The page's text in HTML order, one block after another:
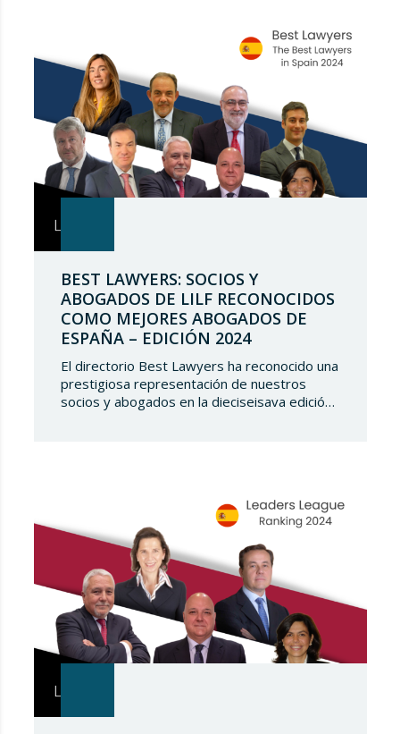
BEST LAWYERS: SOCIOS Y
ABOGADOS DE LILF RECONOCIDOS
COMO MEJORES ABOGADOS DE
ESPAÑA – EDICIÓN 2024
El directorio Best Lawyers ha reconocido una
prestigiosa representación de nuestros
socios y abogados en la dieciseisava edición
directorio demostrando nuestro talento
jurídico. ¿Qué es…